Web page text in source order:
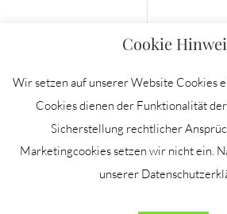
IMPRESSUM
PRESSE/
Cookie
Wir setzen auf unserer Website Cookies
Cookies dienen der Funktionalität
Sicherstellung rechtlicher
Marketingcookies setzen wir nicht ein.
unserer